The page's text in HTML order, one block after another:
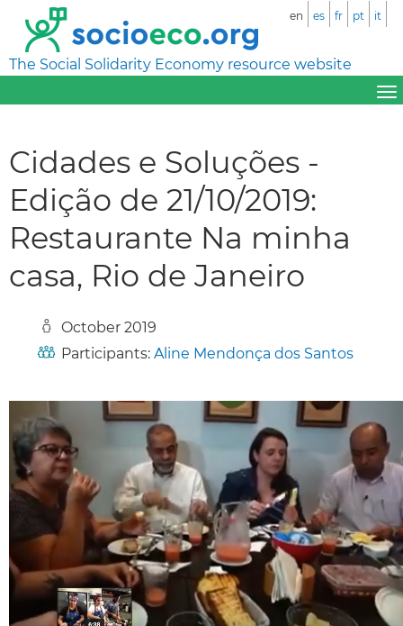
The Social Solidarity Economy resource website
en es fr pt it
Cidades e Soluções -
Edição de 21/10/2019:
Restaurante Na minha
casa, Rio de Janeiro
October 2019
Participants: Aline Mendonça dos Santos